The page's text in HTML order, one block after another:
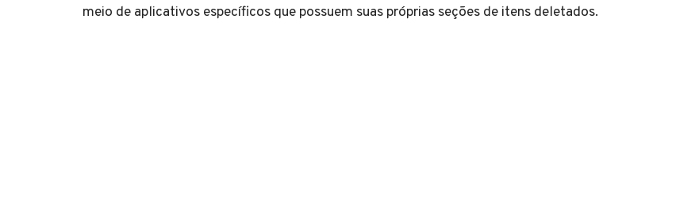
meio de aplicativos específicos que possuem suas próprias seções de itens deletados.